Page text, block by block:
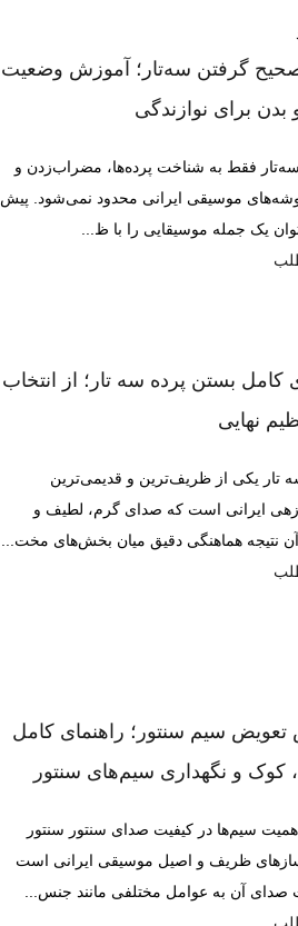
گرفتن سه‌تار؛ آموزش وضعیت
برای نوازندگی
سه‌تار فقط به شناخت پرده‌ها، مضراب‌زدن و
موسیقی ایرانی محدود نمی‌شود. پیش
یک جمله موسیقایی را با ظ...
کامل بستن پرده سه تار؛ از انتخاب
نهایی
تار یکی از ظریف‌ترین و قدیمی‌ترین
ایرانی است که صدای گرم، لطیف و
آن نتیجه هماهنگی دقیق میان بخش‌های مخت...
تعویض سیم سنتور؛ راهنمای کامل
کوک و نگهداری سیم‌های سنتور
سیم‌ها در کیفیت صدای سنتور سنتور
ظریف و اصیل موسیقی ایرانی است
صدای آن به عوامل مختلفی مانند جنس...